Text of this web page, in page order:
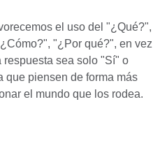
el uso del "¿Qué?",
"¿Por qué?", en vez
respuesta sea solo "Sí" o
que piensen de forma más
el mundo que los rodea.